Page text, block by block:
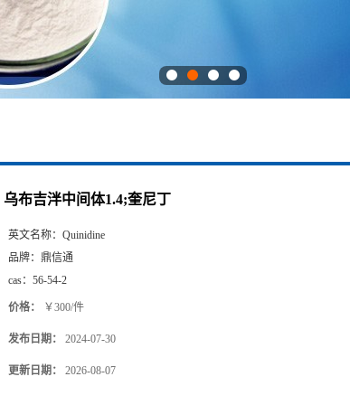
乌布吉泮中间体1.4;奎尼丁
英文名称： Quinidine
品牌： 鼎信通
cas： 56-54-2
价格： ￥300/件
发布日期： 2024-07-30
更新日期： 2026-08-07